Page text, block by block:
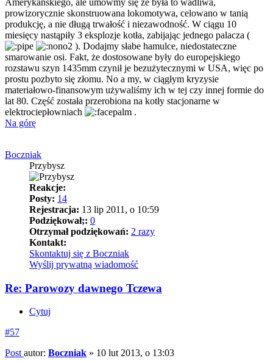
Amerykańskiego, ale umówmy się że była to wadliwa,
prowizorycznie skonstruowana lokomotywa, celowano w tanią
produkcję, a nie długą trwałość i niezawodność. W ciągu 10
miesięcy nastąpiły 3 eksplozje kotła, zabijając jednego palacza (
). Dodajmy słabe hamulce, niedostateczne
smarowanie osi. Fakt, że dostosowane były do europejskiego
rozstawu szyn 1435mm czynił je bezużytecznymi w USA, więc po
prostu pozbyto się złomu. No a my, w ciągłym kryzysie
materiałowo-finansowym używaliśmy ich w tej czy innej formie do
lat 80. Część została przerobiona na kotły stacjonarne w
elektrociepłowniach
.
Na górę
Boczniak
Przybysz
Reakcje:
Posty: 14
Rejestracja: 13 lip 2011, o 10:59
Podziękował;: 0
Otrzymał podziękowań: 2 razy
Kontakt:
Skontaktuj się z Boczniak
Wyślij prywatną wiadomość
Re: Parowozy dawnego Tczewa
Cytuj
#57
Post autor: Boczniak » 10 lut 2013, o 13:03